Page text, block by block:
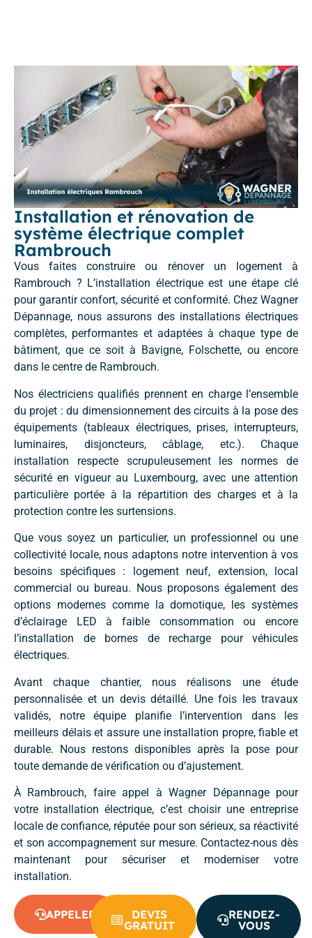
Installation et rénovation de
système électrique complet
Rambrouch
Vous faites construire ou rénover un logement à
Rambrouch ? L’installation électrique est une étape clé
pour garantir confort, sécurité et conformité. Chez Wagner
Dépannage, nous assurons des installations électriques
complètes, performantes et adaptées à chaque type de
bâtiment, que ce soit à Bavigne, Folschette, ou encore
dans le centre de Rambrouch.
Nos électriciens qualifiés prennent en charge l’ensemble
du projet : du dimensionnement des circuits à la pose des
équipements (tableaux électriques, prises, interrupteurs,
luminaires, disjoncteurs, câblage, etc.). Chaque
installation respecte scrupuleusement les normes de
sécurité en vigueur au Luxembourg, avec une attention
particulière portée à la répartition des charges et à la
protection contre les surtensions.
Que vous soyez un particulier, un professionnel ou une
collectivité locale, nous adaptons notre intervention à vos
besoins spécifiques : logement neuf, extension, local
commercial ou bureau. Nous proposons également des
options modernes comme la domotique, les systèmes
d’éclairage LED à faible consommation ou encore
l’installation de bornes de recharge pour véhicules
électriques.
Avant chaque chantier, nous réalisons une étude
personnalisée et un devis détaillé. Une fois les travaux
validés, notre équipe planifie l’intervention dans les
meilleurs délais et assure une installation propre, fiable et
durable. Nous restons disponibles après la pose pour
toute demande de vérification ou d’ajustement.
À Rambrouch, faire appel à Wagner Dépannage pour
votre installation électrique, c’est choisir une entreprise
locale de confiance, réputée pour son sérieux, sa réactivité
et son accompagnement sur mesure. Contactez-nous dès
maintenant pour sécuriser et moderniser votre
installation.
APPELER
DEVIS
GRATUIT
RENDEZ-
VOUS